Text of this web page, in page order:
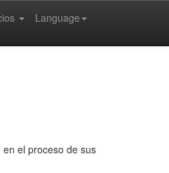
Language
el proceso de sus